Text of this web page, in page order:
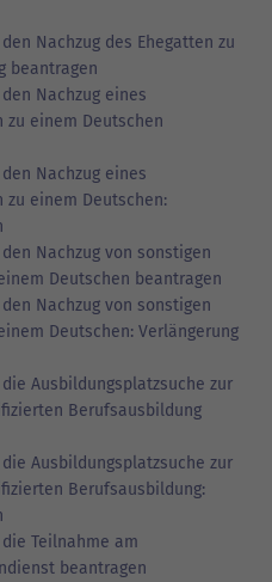
Nachzug des Ehegatten zu
beantragen
Nachzug eines
zu einem Deutschen
Nachzug eines
zu einem Deutschen:
Nachzug von sonstigen
Deutschen beantragen
Nachzug von sonstigen
Deutschen: Verlängerung
Ausbildungsplatzsuche zur
Berufsausbildung
Ausbildungsplatzsuche zur
Berufsausbildung:
Teilnahme am
beantragen